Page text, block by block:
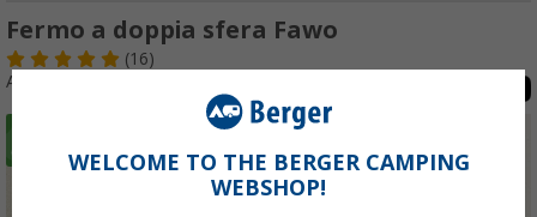
Fermo a doppia sfera Fawo
(16)
Articolo n: 129320
WELCOME TO THE BERGER CAMPING
WEBSHOP!